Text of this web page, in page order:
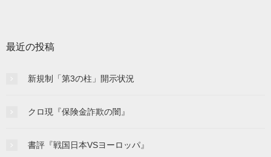
最近の投稿
新規制「第3の柱」開示状況
クロ現『保険金詐欺の闇』
書評『戦国日本VSヨーロッパ』